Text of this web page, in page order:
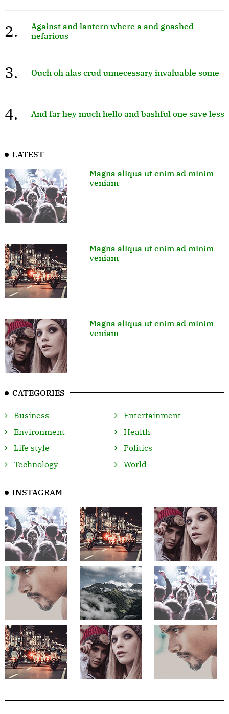
2.
Against and lantern where a and gnashed
nefarious
3. Ouch oh alas crud unnecessary invaluable some
4. And far hey much hello and bashful one save less
LATEST
Magna aliqua ut enim ad minim
veniam
Magna aliqua ut enim ad minim
veniam
Magna aliqua ut enim ad minim
veniam
CATEGORIES
Business
Entertainment
Environment
Health
Life style
Politics
Technology
World
INSTAGRAM